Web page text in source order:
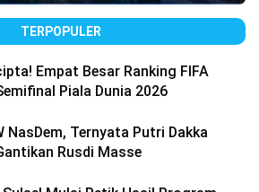
TERPOPULER
Empat Besar Ranking FIFA
Piala Dunia 2026
NasDem, Ternyata Putri Dakka
Rusdi Masse